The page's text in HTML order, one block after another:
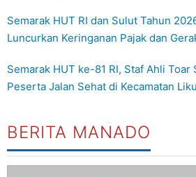
Semarak HUT RI dan Sulut Tahun
Luncurkan Keringanan Pajak dan
Semarak HUT ke-81 RI, Staf Ahli Toar
Peserta Jalan Sehat di Kecamatan
BERITA MANADO